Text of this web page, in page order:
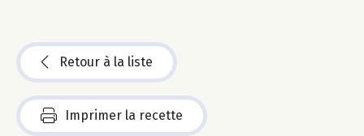
Retour à la liste
Imprimer la recette